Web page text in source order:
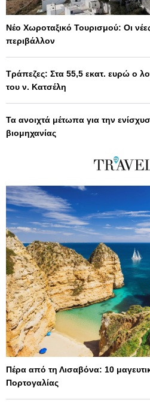
Νέο Χωροταξικό Τουρισμού: Οι
περιβάλλον
Τράπεζες: Στα 55,5 εκατ. ευρώ ο
του ν. Κατσέλη
Τα ανοιχτά μέτωπα για την
βιομηχανίας
Πέρα από τη Λισαβόνα: 10
Πορτογαλίας